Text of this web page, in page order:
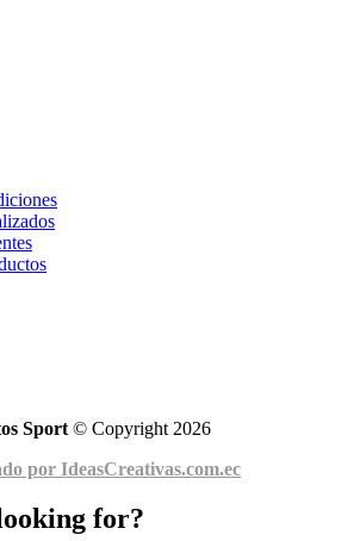
Sport © Copyright 2026
por IdeasCreativas.com.ec
for?